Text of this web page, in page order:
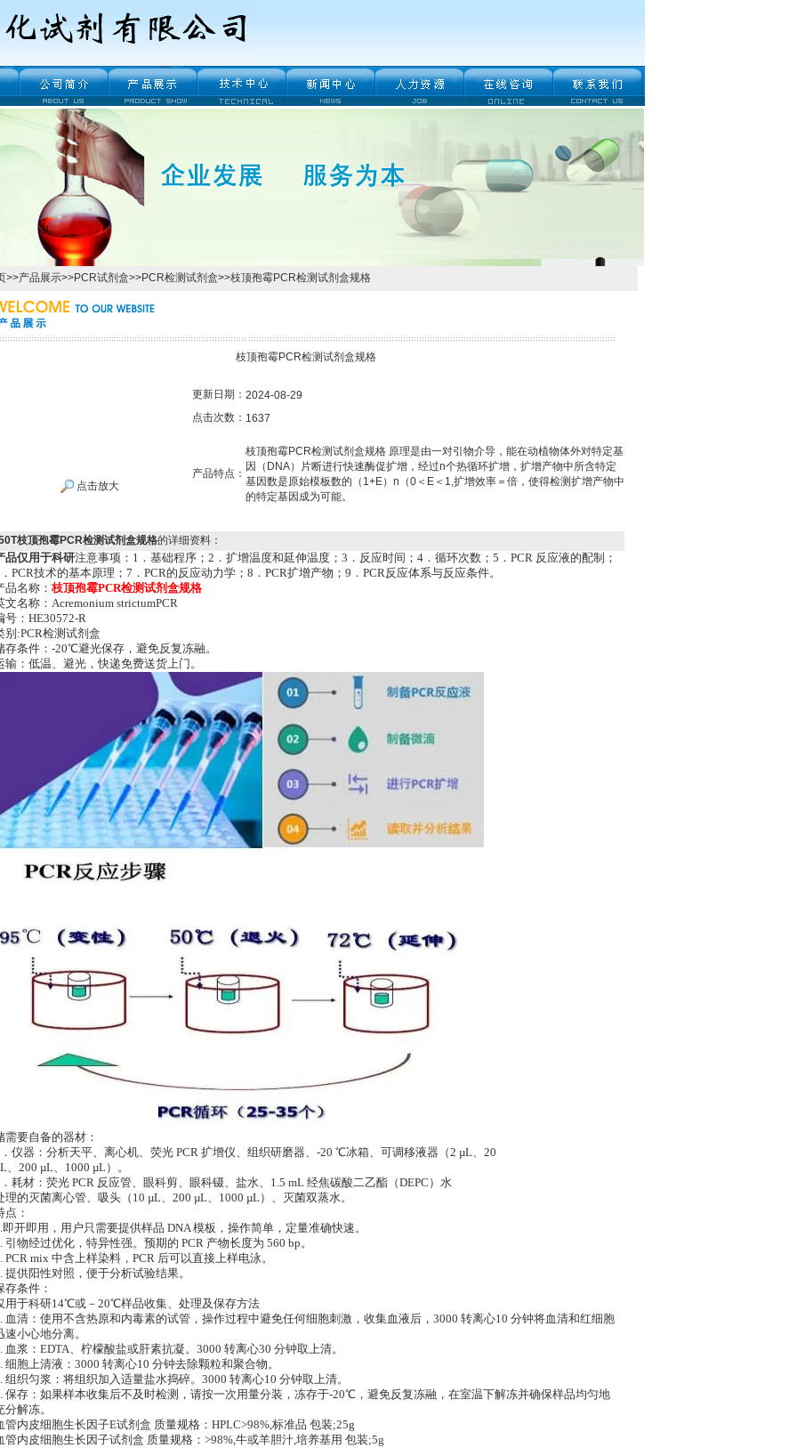
>>产品展示>>PCR试剂盒>>PCR检测试剂盒>>枝顶孢霉PCR检测试剂盒规格
枝顶孢霉PCR检测试剂盒规格
点击放大
更新日期： 2024-08-29
点击次数： 1637
产品特点：
枝顶孢霉PCR检测试剂盒规格 原理是由一对引物介导，能在动植物体外对特定基
因（DNA）片断进行快速酶促扩增，经过n个热循环扩增，扩增产物中所含特定
基因数是原始模板数的（1+E）n（0＜E＜1,扩增效率＝倍，使得检测扩增产物中
的特定基因成为可能。
枝顶孢霉PCR检测试剂盒规格的详细资料：
品仅用于科研注意事项：1．基础程序；2．扩增温度和延伸温度；3．反应时间；4．循环次数；5．PCR 反应液的配制；
PCR技术的基本原理；7．PCR的反应动力学；8．PCR扩增产物；9．PCR反应体系与反应条件。
品名称： 枝顶孢霉PCR检测试剂盒规格
文名称：Acremonium strictumPCR
号：HE30572-R
别:PCR检测试剂盒
存条件：-20℃避光保存，避免反复冻融。
输：低温、避光，快递免费送货上门。
需要自备的器材：
仪器：分析天平、离心机、荧光 PCR 扩增仪、组织研磨器、-20 ℃冰箱、可调移液器（2 µL、20
、200 µL、1000 µL）。
耗材：荧光 PCR 反应管、眼科剪、眼科镊、盐水、1.5 mL 经焦碳酸二乙酯（DEPC）水
理的灭菌离心管、吸头（10 µL、200 µL、1000 µL）、灭菌双蒸水。
点：
即开即用，用户只需要提供样品 DNA 模板，操作简单，定量准确快速。
引物经过优化，特异性强。预期的 PCR 产物长度为 560 bp。
PCR mix 中含上样染料，PCR 后可以直接上样电泳。
提供阳性对照，便于分析试验结果。
存条件：
用于科研14℃或－20℃样品收集、处理及保存方法
血清：使用不含热原和内毒素的试管，操作过程中避免任何细胞刺激，收集血液后，3000 转离心10 分钟将血清和红细胞
速小心地分离。
血浆：EDTA、柠檬酸盐或肝素抗凝。3000 转离心30 分钟取上清。
细胞上清液：3000 转离心10 分钟去除颗粒和聚合物。
组织匀浆：将组织加入适量盐水捣碎。3000 转离心10 分钟取上清。
保存：如果样本收集后不及时检测，请按一次用量分装，冻存于-20℃，避免反复冻融，在室温下解冻并确保样品均匀地
分解冻。
管内皮细胞生长因子E试剂盒 质量规格：HPLC>98%,标准品 包装;25g
管内皮细胞生长因子试剂盒 质量规格：>98%,牛或羊胆汁,培养基用 包装;5g